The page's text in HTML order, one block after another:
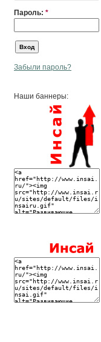
Пароль: *
Забыли пароль?
Наши баннеры: